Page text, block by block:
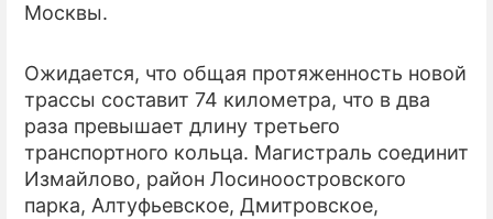
Москвы.
Ожидается, что общая протяженность новой
трассы составит 74 километра, что в два
раза превышает длину третьего
транспортного кольца. Магистраль соединит
Измайлово, район Лосиноостровского
парка, Алтуфьевское, Дмитровское,